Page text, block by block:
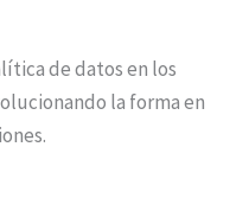
de datos en los
la forma en